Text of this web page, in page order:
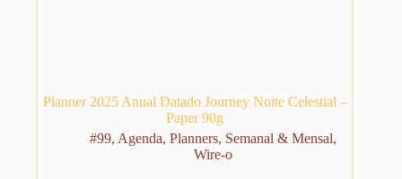
Planner 2025 Anual Datado Journey Noite Celestial –
Paper 90g
#99, Agenda, Planners, Semanal & Mensal,
Wire-o